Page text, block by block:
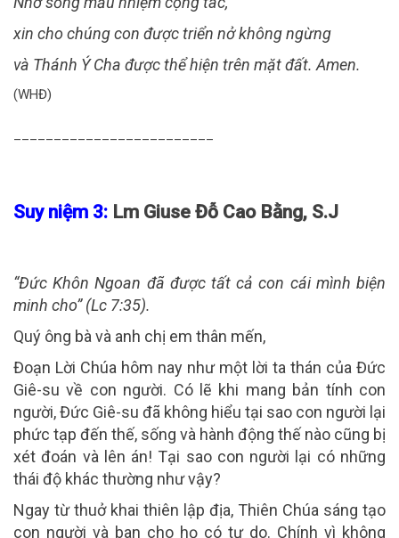
xin cho chúng con được triển nở không ngừng
và Thánh Ý Cha được thể hiện trên mặt đất. Amen.
(WHĐ)
Suy niệm 3: Lm Giuse Đỗ Cao Bằng, S.J
“Đức Khôn Ngoan đã được tất cả con cái mình biện
minh cho” (Lc 7:35).
Quý ông bà và anh chị em thân mến,
Đoạn Lời Chúa hôm nay như một lời ta thán của Đức
Giê-su về con người. Có lẽ khi mang bản tính con
người, Đức Giê-su đã không hiểu tại sao con người lại
phức tạp đến thế, sống và hành động thế nào cũng bị
xét đoán và lên án! Tại sao con người lại có những
thái độ khác thường như vậy?
Ngay từ thuở khai thiên lập địa, Thiên Chúa sáng tạo
con người và ban cho họ có tự do. Chính vì không